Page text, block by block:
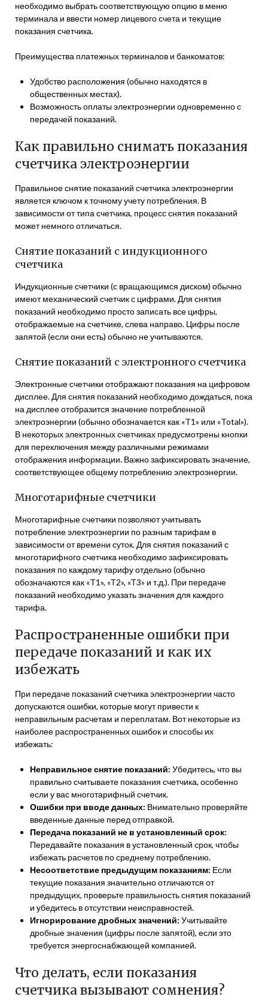
необходимо выбрать соответствующую опцию в меню
терминала и ввести номер лицевого счета и текущие
показания счетчика.
Преимущества платежных терминалов и банкоматов:
Удобство расположения (обычно находятся в
общественных местах).
Возможность оплаты электроэнергии одновременно с
передачей показаний.
Как правильно снимать показания
счетчика электроэнергии
Правильное снятие показаний счетчика электроэнергии
является ключом к точному учету потребления. В
зависимости от типа счетчика, процесс снятия показаний
может немного отличаться.
Снятие показаний с индукционного
счетчика
Индукционные счетчики (с вращающимся диском) обычно
имеют механический счетчик с цифрами. Для снятия
показаний необходимо просто записать все цифры,
отображаемые на счетчике, слева направо. Цифры после
запятой (если они есть) обычно не учитываются.
Снятие показаний с электронного счетчика
Электронные счетчики отображают показания на цифровом
дисплее. Для снятия показаний необходимо дождаться, пока
на дисплее отобразится значение потребленной
электроэнергии (обычно обозначается как «T1» или «Total»).
В некоторых электронных счетчиках предусмотрены кнопки
для переключения между различными режимами
отображения информации. Важно зафиксировать значение,
соответствующее общему потреблению электроэнергии.
Многотарифные счетчики
Многотарифные счетчики позволяют учитывать
потребление электроэнергии по разным тарифам в
зависимости от времени суток. Для снятия показаний с
многотарифного счетчика необходимо зафиксировать
показания по каждому тарифу отдельно (обычно
обозначаются как «T1», «T2», «T3» и т.д.). При передаче
показаний необходимо указать значения для каждого
тарифа.
Распространенные ошибки при
передаче показаний и как их
избежать
При передаче показаний счетчика электроэнергии часто
допускаются ошибки, которые могут привести к
неправильным расчетам и переплатам. Вот некоторые из
наиболее распространенных ошибок и способы их
избежать:
Неправильное снятие показаний: Убедитесь, что вы
правильно считываете показания счетчика, особенно
если у вас многотарифный счетчик.
Ошибки при вводе данных: Внимательно проверяйте
введенные данные перед отправкой.
Передача показаний не в установленный срок:
Передавайте показания в установленный срок, чтобы
избежать расчетов по среднему потреблению.
Несоответствие предыдущим показаниям: Если
текущие показания значительно отличаются от
предыдущих, проверьте правильность снятия показаний
и убедитесь в отсутствии неисправностей.
Игнорирование дробных значений: Учитывайте
дробные значения (цифры после запятой), если это
требуется энергоснабжающей компанией.
Что делать, если показания
счетчика вызывают сомнения?